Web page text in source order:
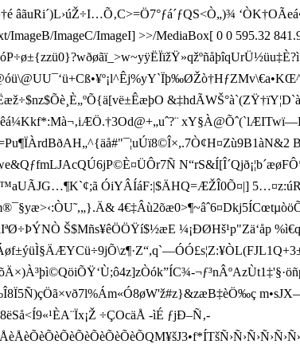
L›úŽ÷I…Õ‚C>=Ö7°ƒá´ƒQS<Ò„)¾
Text/ImageB/ImageC/ImageI] >>/MediaBox[ 0 0 595.32
rÜ½üu‡
ë±ÊæþO &‡hdÃWŠ°
@+„uˆ?¨ xY§À@Õ
N“rS&Í[Î
ÓiYÂÍáF:|$ÄHQ=ÆŽÎ0Õ¤|]
.Ä& 4€‡Âù2õæ0>¶~
Š$Mñs¥êÖÖŸí$½æE
÷ÇOcäÅ -ìÉ ƒjÐ –Ñ‚-